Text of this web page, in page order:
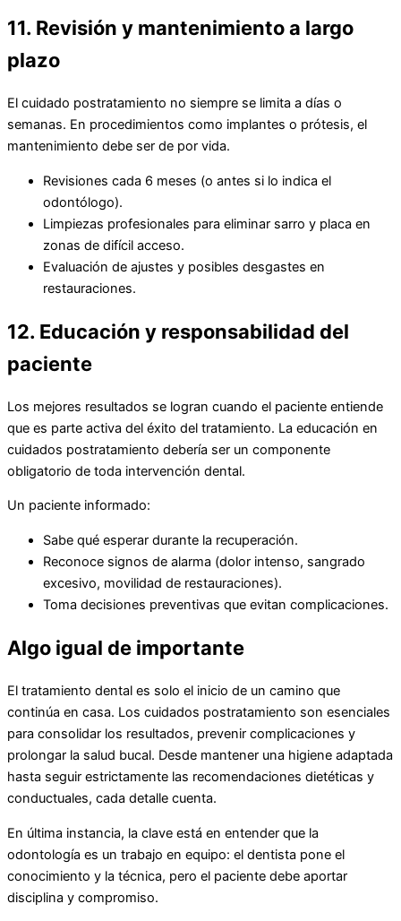
11. Revisión y mantenimiento a largo
plazo
El cuidado postratamiento no siempre se limita a días o
semanas. En procedimientos como implantes o prótesis, el
mantenimiento debe ser de por vida.
Revisiones cada 6 meses (o antes si lo indica el
odontólogo).
Limpiezas profesionales para eliminar sarro y placa en
zonas de difícil acceso.
Evaluación de ajustes y posibles desgastes en
restauraciones.
12. Educación y responsabilidad del
paciente
Los mejores resultados se logran cuando el paciente entiende
que es parte activa del éxito del tratamiento. La educación en
cuidados postratamiento debería ser un componente
obligatorio de toda intervención dental.
Un paciente informado:
Sabe qué esperar durante la recuperación.
Reconoce signos de alarma (dolor intenso, sangrado
excesivo, movilidad de restauraciones).
Toma decisiones preventivas que evitan complicaciones.
Algo igual de importante
El tratamiento dental es solo el inicio de un camino que
continúa en casa. Los cuidados postratamiento son esenciales
para consolidar los resultados, prevenir complicaciones y
prolongar la salud bucal. Desde mantener una higiene adaptada
hasta seguir estrictamente las recomendaciones dietéticas y
conductuales, cada detalle cuenta.
En última instancia, la clave está en entender que la
odontología es un trabajo en equipo: el dentista pone el
conocimiento y la técnica, pero el paciente debe aportar
disciplina y compromiso.